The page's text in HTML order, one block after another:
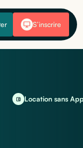
S’inscrire
Location sans Apport